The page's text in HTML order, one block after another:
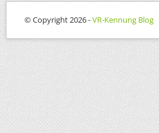
© Copyright 2026 -VR-Kennung Blog